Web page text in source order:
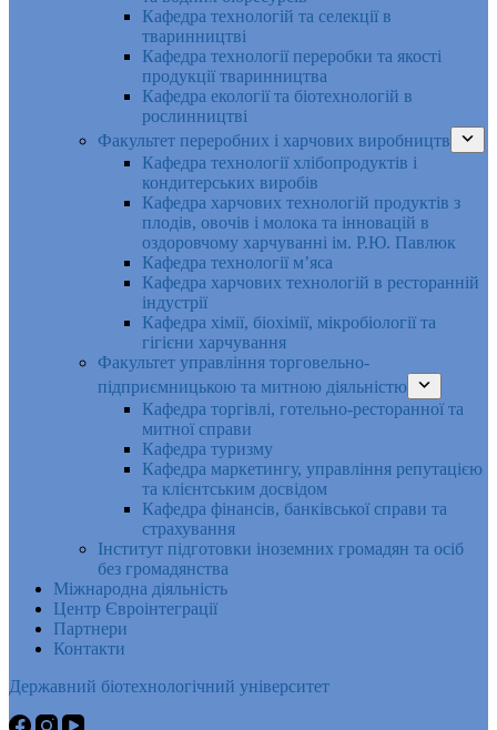
Кафедра технологій та селекції в
тваринництві
Кафедра технології переробки та якості
продукції тваринництва
Кафедра екології та біотехнологій в
рослинництві
Факультет переробних і харчових виробництв
Кафедра технології хлібопродуктів і
кондитерських виробів
Кафедра харчових технологій продуктів з
плодів, овочів і молока та інновацій в
оздоровчому харчуванні ім. Р.Ю. Павлюк
Кафедра технології м’яса
Кафедра харчових технологій в ресторанній
індустрії
Кафедра хімії, біохімії, мікробіології та
гігієни харчування
Факультет управління торговельно-
підприємницькою та митною діяльністю
Кафедра торгівлі, готельно-ресторанної та
митної справи
Кафедра туризму
Кафедра маркетингу, управління репутацією
та клієнтським досвідом
Кафедра фінансів, банківської справи та
страхування
Інститут підготовки іноземних громадян та осіб
без громадянства
Міжнародна діяльність
Центр Євроінтеграції
Партнери
Контакти
Державний біотехнологічний університет